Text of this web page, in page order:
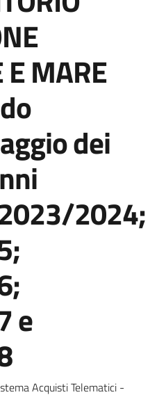
E MARE
dei
2024;
e
Acquisti Telematici -